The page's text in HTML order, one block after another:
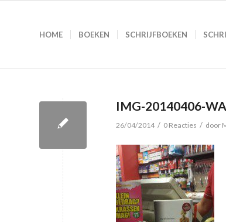
HOME BOEKEN SCHRIJFBOEKEN
IMG-20140406-
26/04/2014 / 0 Reacties / door